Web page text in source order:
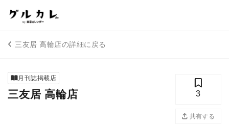
三友居 高輪店の詳細に戻る
月刊誌掲載店
三友居 高輪店 3
共有する